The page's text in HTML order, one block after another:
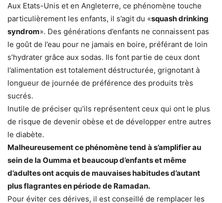
Aux Etats-Unis et en Angleterre, ce phénomène touche
particulièrement les enfants, il s’agit du «squash drinking
syndrom». Des générations d’enfants ne connaissent pas
le goût de l’eau pour ne jamais en boire, préférant de loin
s’hydrater grâce aux sodas. Ils font partie de ceux dont
l’alimentation est totalement déstructurée, grignotant à
longueur de journée de préférence des produits très
sucrés.
Inutile de préciser qu’ils représentent ceux qui ont le plus
de risque de devenir obèse et de développer entre autres
le diabète.
Malheureusement ce phénomène tend à s’amplifier au
sein de la Oumma et beaucoup d’enfants et même
d’adultes ont acquis de mauvaises habitudes d’autant
plus flagrantes en période de Ramadan.
Pour éviter ces dérives, il est conseillé de remplacer les